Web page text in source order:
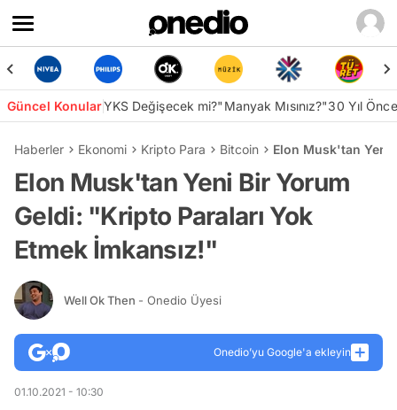
Güncel KonularYKS Değişecek mi?"Manyak Mısınız?"30 Yıl
Haberler Ekonomi Kripto Para Bitcoin Elon Musk'tan Yeni
Elon Musk'tan Yeni Bir Yorum
Geldi: "Kripto Paraları Yok
Etmek İmkansız!"
Well Ok Then - Onedio Üyesi
Onedio’yu Google'a ekleyin
01.10.2021 - 10:30